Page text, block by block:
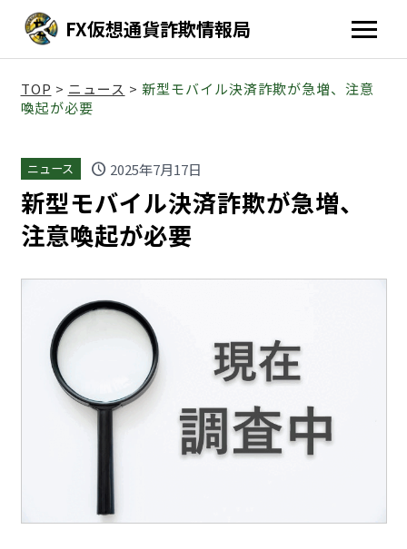
FX仮想通貨詐欺情報局
TOP > ニュース > 新型モバイル決済詐欺が急増、注意
喚起が必要
ニュース schedule 2025年7月17日
新型モバイル決済詐欺が急増、
注意喚起が必要